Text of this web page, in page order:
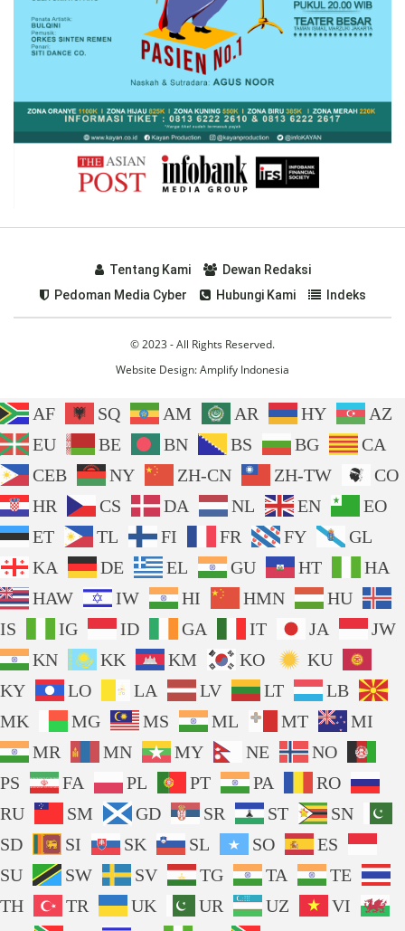
Tentang Kami
Dewan Redaksi
Pedoman Media Cyber
Hubungi Kami Indeks
© 2023 - All Rights Reserved.
Website Design:Amplify Indonesia
AF SQ AM AR HY
AZ
EU
BE BN BS BG
CA
CEB
NY ZH-CN ZH-TW
CO
HR
CS DA NL EN
EO
ET
TL FI FR FY
GL
KA
DE EL GU HT
HA
HAW
IW HI HMN
HU
IS
IG ID GA IT JA
JW
KN
KK KM KO
KU
KY
LO LA LV LT
LB
MK
MG MS ML MT
MI
MR
MN MY NE
NO
PS
FA PL PT PA
RO
RU
SM GD SR ST
SN
SD
SI SK SL SO
ES
SU
SW SV TG TA
TE
TH
TR UK UR UZ
VI